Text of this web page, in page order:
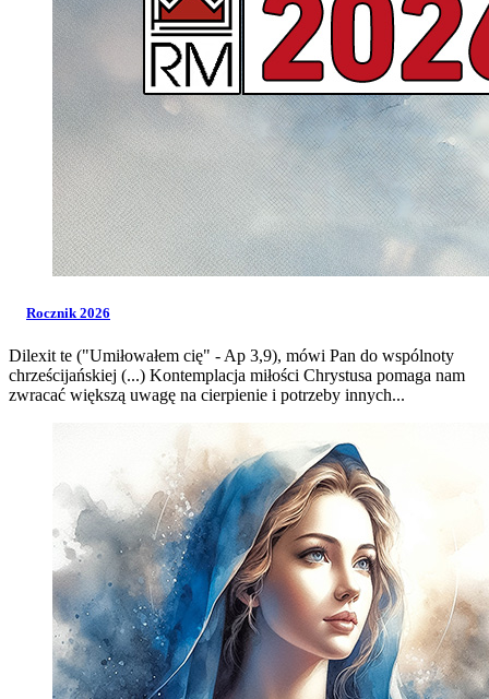
Rocznik 2026
Dilexit te ("Umiłowałem cię" - Ap 3,9), mówi Pan do wspólnoty
chrześcijańskiej (...) Kontemplacja miłości Chrystusa pomaga nam
zwracać większą uwagę na cierpienie i potrzeby innych...